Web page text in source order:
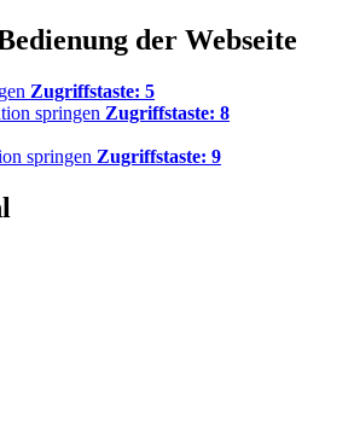
der Webseite
Zugriffstaste: 5
springen Zugriffstaste: 8
springen Zugriffstaste: 9